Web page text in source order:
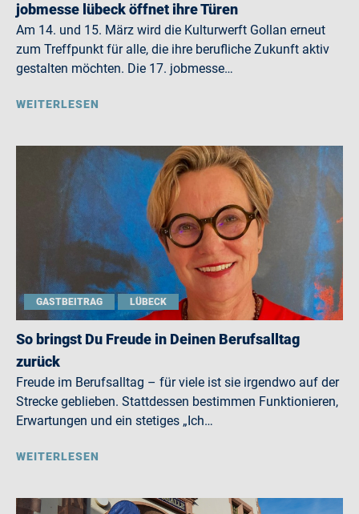
jobmesse lübeck öffnet ihre Türen
Am 14. und 15. März wird die Kulturwerft Gollan erneut
zum Treffpunkt für alle, die ihre berufliche Zukunft aktiv
gestalten möchten. Die 17. jobmesse…
WEITERLESEN
GASTBEITRAG LÜBECK
So bringst Du Freude in Deinen Berufsalltag
zurück
Freude im Berufsalltag – für viele ist sie irgendwo auf der
Strecke geblieben. Stattdessen bestimmen Funktionieren,
Erwartungen und ein stetiges „Ich…
WEITERLESEN